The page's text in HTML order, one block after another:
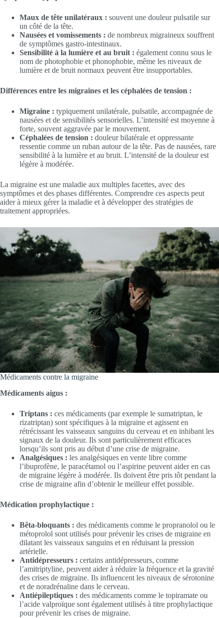
Maux de tête unilatéraux : souvent une douleur pulsatile sur
un côté de la tête.
Nausées et vomissements : de nombreux migraineux souffrent
de symptômes gastro-intestinaux.
Sensibilité à la lumière et au bruit : également connu sous le
nom de photophobie et phonophobie, même les niveaux de
lumière et de bruit normaux peuvent être insupportables.
Différences entre les migraines et les céphalées de tension :
Migraine : typiquement unilatérale, pulsatile, accompagnée de
nausées et de sensibilités sensorielles. L’intensité est moyenne à
forte, souvent aggravée par le mouvement.
Céphalées de tension : douleur bilatérale et oppressante
ressentie comme un ruban autour de la tête. Pas de nausées, rare
sensibilité à la lumière et au bruit. L’intensité de la douleur est
légère à modérée.
La migraine est une maladie aux multiples facettes, avec des
symptômes et des phases différentes. Comprendre ces aspects peut
aider à mieux gérer la maladie et à développer des stratégies de
traitement appropriées.
Médicaments contre la migraine
Médicaments aigus :
Triptans : ces médicaments (par exemple le sumatriptan, le
rizatriptan) sont spécifiques à la migraine et agissent en
rétrécissant les vaisseaux sanguins du cerveau et en inhibant les
signaux de la douleur. Ils sont particulièrement efficaces
lorsqu’ils sont pris au début d’une crise de migraine.
Analgésiques : les analgésiques en vente libre comme
l’ibuprofène, le paracétamol ou l’aspirine peuvent aider en cas
de migraine légère à modérée. Ils doivent être pris tôt pendant la
crise de migraine afin d’obtenir le meilleur effet possible.
Médication prophylactique :
Bêta-bloquants : des médicaments comme le propranolol ou le
métoprolol sont utilisés pour prévenir les crises de migraine en
dilatant les vaisseaux sanguins et en réduisant la pression
artérielle.
Antidépresseurs : certains antidépresseurs, comme
l’amitriptyline, peuvent aider à réduire la fréquence et la gravité
des crises de migraine. Ils influencent les niveaux de sérotonine
et de noradrénaline dans le cerveau.
Antiépileptiques : des médicaments comme le topiramate ou
l’acide valproïque sont également utilisés à titre prophylactique
pour prévenir les crises de migraine.